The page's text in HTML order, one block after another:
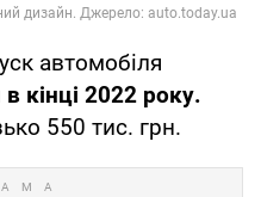
автомобіля
в кінці 2022 року.
550 тис. грн.